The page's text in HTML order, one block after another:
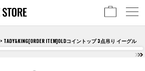
> TADY&KING[ORDER ITEM]OLDコイントップ 3点吊り イーグル